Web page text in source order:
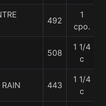
492
1
cpo.
508
1 1/4
c
443
1 1/4
c